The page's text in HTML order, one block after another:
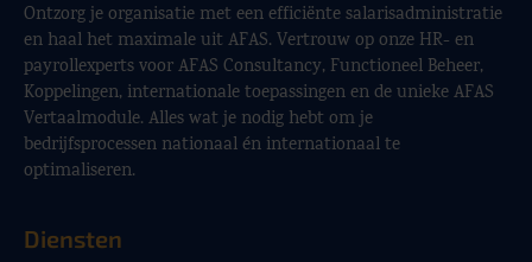
Ontzorg je organisatie met een efficiënte salarisadministratie
en haal het maximale uit AFAS. Vertrouw op onze HR- en
payrollexperts voor AFAS Consultancy, Functioneel Beheer,
Koppelingen, internationale toepassingen en de unieke AFAS
Vertaalmodule. Alles wat je nodig hebt om je
bedrijfsprocessen nationaal én internationaal te
optimaliseren.
Diensten